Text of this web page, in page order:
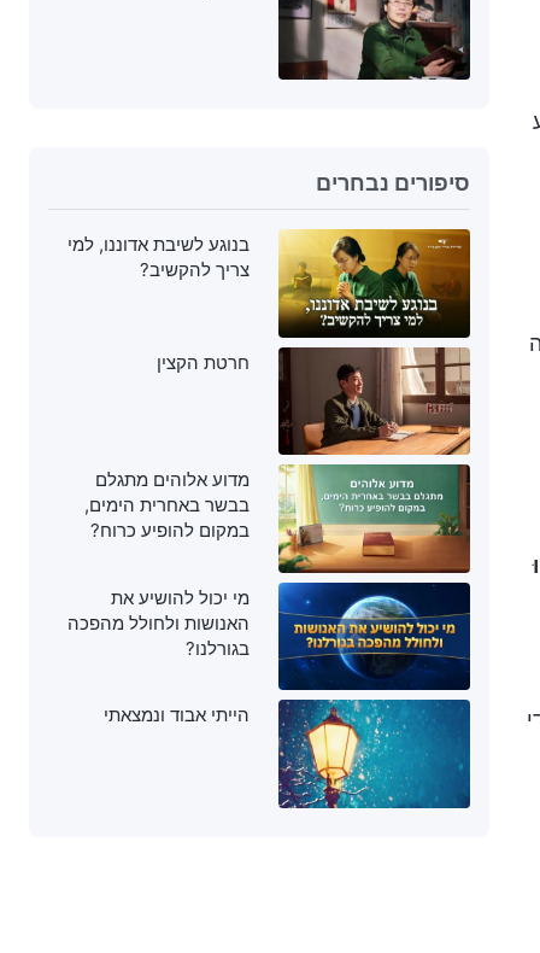
סיפורים נבחרים
בנוגע לשיבת אדוננו, למי
צריך להקשיב?
חרטת הקצין
מדוע אלוהים מתגלם
בבשר באחרית הימים,
במקום להופיע כרוח?
מי יכול להושיע את
האנושות ולחולל מהפכה
בגורלנו?
הייתי אבוד ונמצאתי